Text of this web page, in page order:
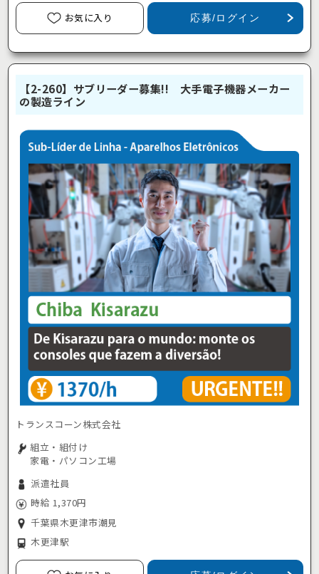
お気に入り 応募/ログイン
【2-260】サブリーダー募集!! 大手電子機器メーカー
の製造ライン
トランスコーン株式会社
組立・組付け
家電・パソコン工場
派遣社員
時給 1,370円
千葉県木更津市潮見
木更津駅